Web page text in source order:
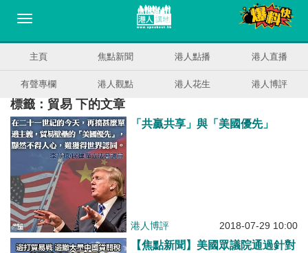
主頁 焦點新聞 港人點播 港人直播
有聲專欄 港人觀點 港人花生 港人博評
標籤：貿易 下的文章
「共贏共享」與「美國優先」
港人博評 2018-07-29 10:00
【焦點新聞】美國眾議院通過針對